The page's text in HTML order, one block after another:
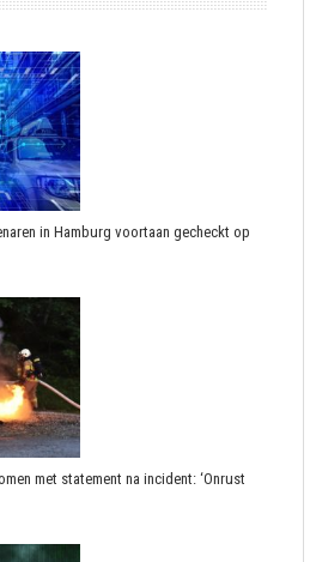
in Hamburg voortaan gecheckt op
met statement na incident: ‘Onrust